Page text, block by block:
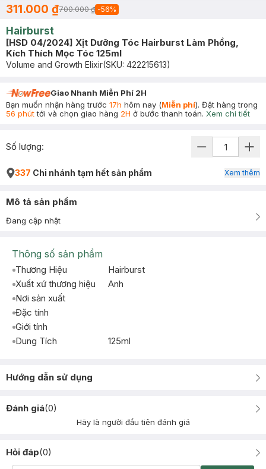
311.000 ₫700.000 ₫ -56%
Hairburst
[HSD 04/2024] Xịt Dưỡng Tóc Hairburst Làm Phồng,
Kích Thích Mọc Tóc 125ml
Volume and Growth Elixir(SKU: 422215613)
Giao Nhanh Miễn Phí 2H
Bạn muốn nhận hàng trước 17h hôm nay (Miễn phí). Đặt hàng trong
56 phúttới và chọn giao hàng 2H ở bước thanh toán. Xem chi tiết
Số lượng:
337 Chi nhánh tạm hết sản phẩm Xem thêm
Mô tả sản phẩm
Đang cập nhật
Thông số sản phẩm
Thương Hiệu
Hairburst
Xuất xứ thương hiệu
Anh
Nơi sản xuất
Đặc tính
Giới tính
Dung Tích
125ml
Hướng dẫn sử dụng
Đánh giá(0)
Hãy là người đầu tiên đánh giá
Hỏi đáp(0)